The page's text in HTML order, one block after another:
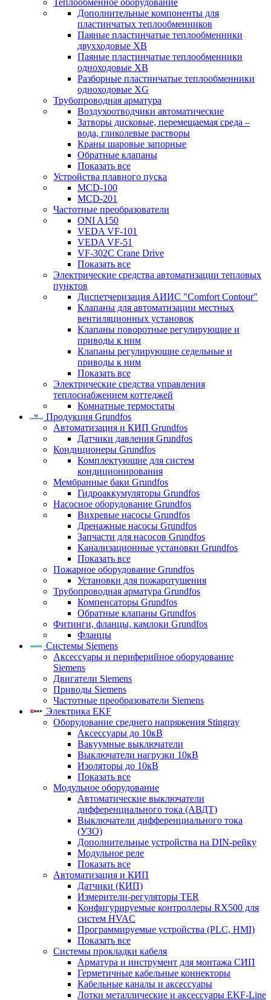
Теплообменное оборудование
Дополнительные компоненты для
пластинчатых теплообменников
Паяные пластинчатые теплообменники
двухходовые XB
Паяные пластинчатые теплообменники
одноходовые ХВ
Разборные пластинчатые теплообменники
одноходовые ХG
Трубопроводная арматура
Воздухоотводчики автоматические
Затворы дисковые, перемещаемая среда –
вода, гликолевые растворы
Краны шаровые запорные
Обратные клапаны
Показать все
Устройства плавного пуска
MCD-100
MCD-201
Частотные преобразователи
ONI A150
VEDA VF-101
VEDA VF-51
VF-302C Crane Drive
Показать все
Электрические средства автоматизации тепловых
пунктов
Диспетчеризация АИИС "Comfort Contour"
Клапаны для автоматизации местных
вентиляционных установок
Клапаны поворотные регулирующие и
приводы к ним
Клапаны регулирующие седельные и
приводы к ним
Показать все
Электрические средства управления
теплоснабжением коттеджей
Комнатные термостаты
Продукция Grundfos
Автоматизация и КИП Grundfos
Датчики давления Grundfos
Кондиционеры Grundfos
Комплектующие для систем
кондиционирования
Мембранные баки Grundfos
Гидроаккумуляторы Grundfos
Насосное оборудование Grundfos
Вихревые насосы Grundfos
Дренажные насосы Grundfos
Запчасти для насосов Grundfos
Канализационные установки Grundfos
Показать все
Пожарное оборудование Grundfos
Установки для пожаротушения
Трубопроводная арматура Grundfos
Компенсаторы Grundfos
Обратные клапаны Grundfos
Фитинги, фланцы, камлоки Grundfos
Фланцы
Системы Siemens
Аксессуары и периферийное оборудование
Siemens
Двигатели Siemens
Приводы Siemens
Частотные преобразователи Siemens
Электрика EKF
Оборудование среднего напряжения Stingray
Аксессуары до 10кВ
Вакуумные выключатели
Выключатели нагрузки 10кВ
Изоляторы до 10кВ
Показать все
Модульное оборудование
Автоматические выключатели
дифференциального тока (АВДТ)
Выключатели дифференциального тока
(УЗО)
Дополнительные устройства на DIN-рейку
Модульное реле
Показать все
Автоматизация и КИП
Датчики (КИП)
Измерители-регуляторы TER
Конфигурируемые контроллеры RX500 для
систем HVAC
Программируемые устройства (PLC, HMI)
Показать все
Системы прокладки кабеля
Арматура и инструмент для монтажа СИП
Герметичные кабельные коннекторы
Кабельные каналы и аксессуары
Лотки металлические и аксессуары EKF-Line